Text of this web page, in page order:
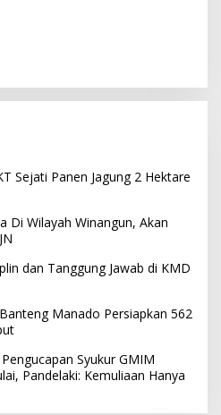
Sejati Panen Jagung 2 Hektare
Di Wilayah Winangun, Akan
dan Tanggung Jawab di KMD
Manado Persiapkan 562
Syukur GMIM
Pandelaki: Kemuliaan Hanya